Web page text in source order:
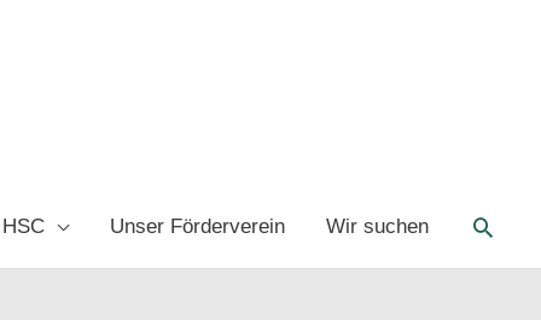
Unser Förderverein Wir suchen